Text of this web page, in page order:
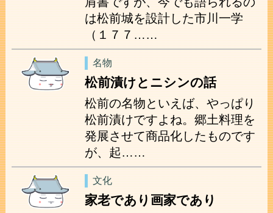
は松前城を設計した市川一学
（１７７……
名物
松前漬けとニシンの話
松前の名物といえば、やっぱり
松前漬けですよね。郷土料理を
発展させて商品化したものです
が、起……
文化
家老であり画家であり